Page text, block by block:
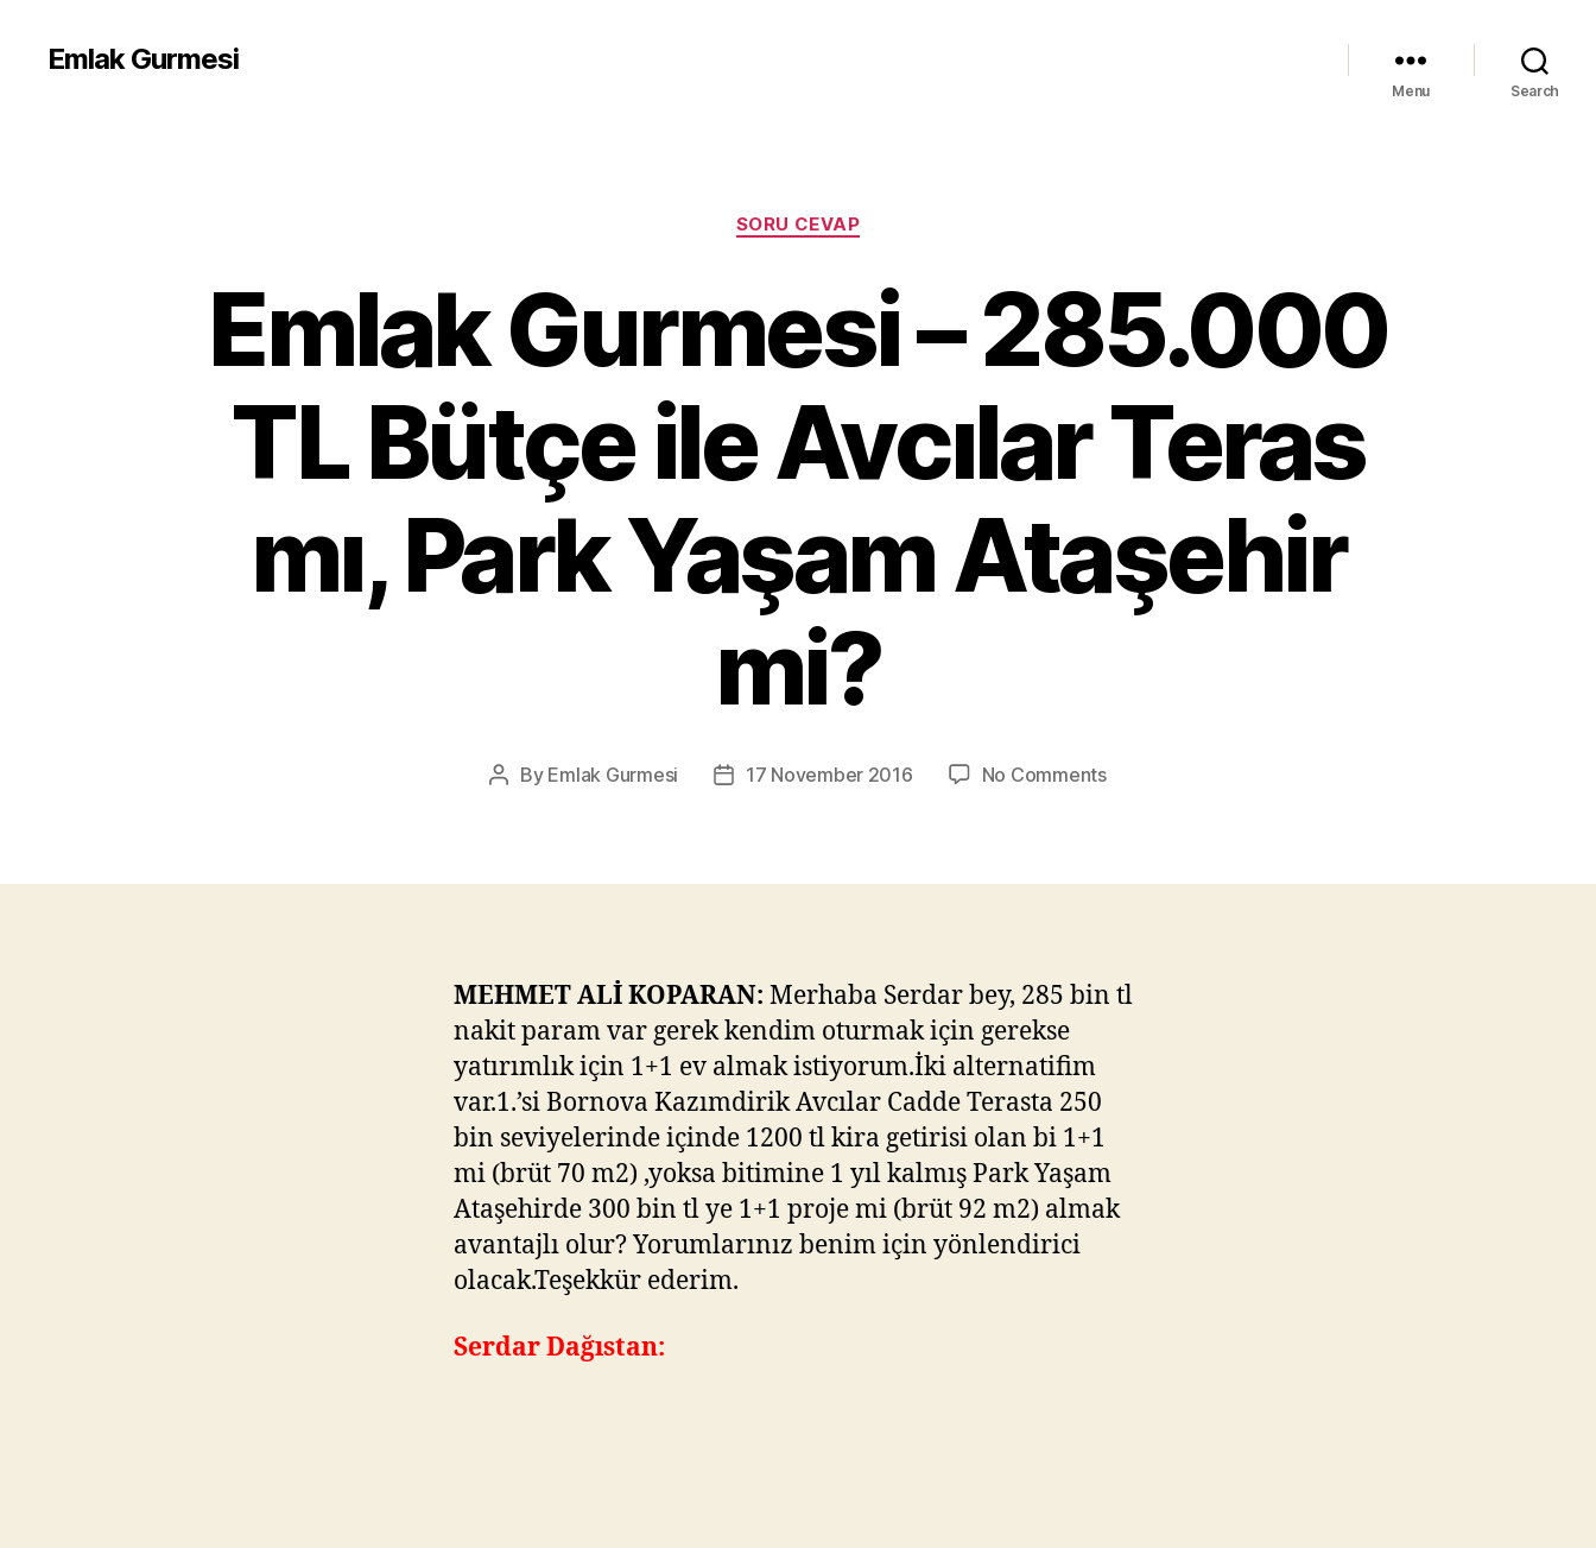
Emlak Gurmesi
Menu Search
Categories
SORU CEVAP
Emlak Gurmesi – 285.000
TL Bütçe ile Avcılar Teras
mı, Park Yaşam Ataşehir
mi?
Post
By Emlak Gurmesi
Post17 November 2016 No Commentson
285.000
Avcılar
mi?
MEHMET ALİ KOPARAN: Merhaba Serdar bey, 285 bin tl
nakit param var gerek kendim oturmak için gerekse
yatırımlık için 1+1 ev almak istiyorum.İki alternatifim
var.1.’si Bornova Kazımdirik Avcılar Cadde Terasta 250
bin seviyelerinde içinde 1200 tl kira getirisi olan bi 1+1
mi (brüt 70 m2) ,yoksa bitimine 1 yıl kalmış Park Yaşam
Ataşehirde 300 bin tl ye 1+1 proje mi (brüt 92 m2) almak
avantajlı olur? Yorumlarınız benim için yönlendirici
olacak.Teşekkür ederim.
Serdar Dağıstan: